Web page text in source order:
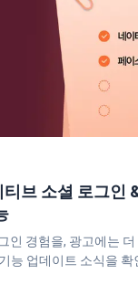
티브 소셜 로그인
인 경험을, 광고에는
능 업데이트 소식을 확